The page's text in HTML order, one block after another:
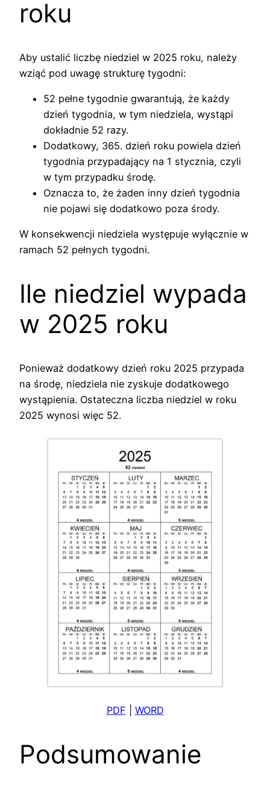
roku
Aby ustalić liczbę niedziel w 2025 roku, należy
wziąć pod uwagę strukturę tygodni:
52 pełne tygodnie gwarantują, że każdy
dzień tygodnia, w tym niedziela, wystąpi
dokładnie 52 razy.
Dodatkowy, 365. dzień roku powiela dzień
tygodnia przypadający na 1 stycznia, czyli
w tym przypadku środę.
Oznacza to, że żaden inny dzień tygodnia
nie pojawi się dodatkowo poza środy.
W konsekwencji niedziela występuje wyłącznie w
ramach 52 pełnych tygodni.
Ile niedziel wypada
w 2025 roku
Ponieważ dodatkowy dzień roku 2025 przypada
na środę, niedziela nie zyskuje dodatkowego
wystąpienia. Ostateczna liczba niedziel w roku
2025 wynosi więc 52.
PDF WORD
Podsumowanie